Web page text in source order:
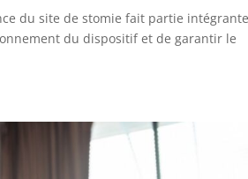
du site de stomie fait partie
du dispositif et de garantir le